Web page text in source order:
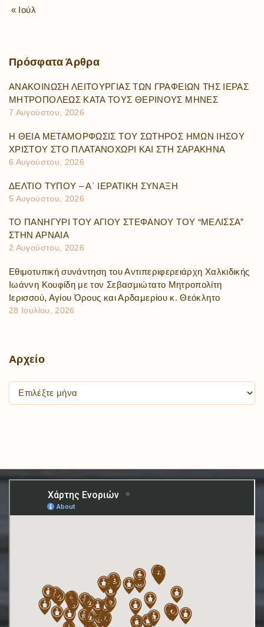
« Ιούλ
Πρόσφατα Άρθρα
ΑΝΑΚΟΙΝΩΣΗ ΛΕΙΤΟΥΡΓΙΑΣ ΤΩΝ ΓΡΑΦΕΙΩΝ ΤΗΣ ΙΕΡΑΣ
ΜΗΤΡΟΠΟΛΕΩΣ ΚΑΤΑ ΤΟΥΣ ΘΕΡΙΝΟΥΣ ΜΗΝΕΣ
7 Αυγούστου, 2026
Η ΘΕΙΑ ΜΕΤΑΜΟΡΦΩΣΙΣ ΤΟΥ ΣΩΤΗΡΟΣ ΗΜΩΝ ΙΗΣΟΥ
ΧΡΙΣΤΟΥ ΣΤΟ ΠΛΑΤΑΝΟΧΩΡΙ ΚΑΙ ΣΤΗ ΣΑΡΑΚΗΝΑ
6 Αυγούστου, 2026
ΔΕΛΤΙΟ ΤΥΠΟΥ – Α΄ ΙΕΡΑΤΙΚΗ ΣΥΝΑΞΗ
5 Αυγούστου, 2026
ΤΟ ΠΑΝΗΓΥΡΙ ΤΟΥ ΑΓΙΟΥ ΣΤΕΦΑΝΟΥ ΤΟΥ “ΜΕΛΙΣΣΑ”
ΣΤΗΝ ΑΡΝΑΙΑ
2 Αυγούστου, 2026
Εθιμοτυπική συνάντηση του Αντιπεριφερειάρχη Χαλκιδικής
Ιωάννη Κουφίδη με τον Σεβασμιώτατο Μητροπολίτη
Ιερισσού, Αγίου Όρους και Αρδαμερίου κ. Θεόκλητο
28 Ιουλίου, 2026
Αρχείο